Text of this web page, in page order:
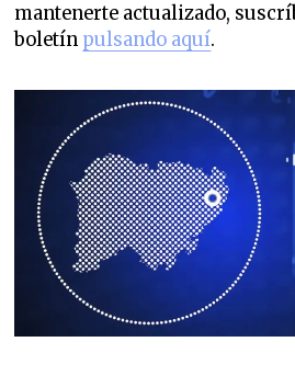
mantenerte actualizado,
boletín pulsando aquí.